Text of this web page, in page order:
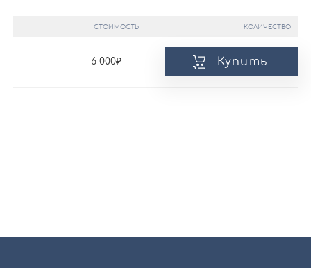
СТОИМОСТЬ КОЛИЧЕСТВО
6 000 Купить